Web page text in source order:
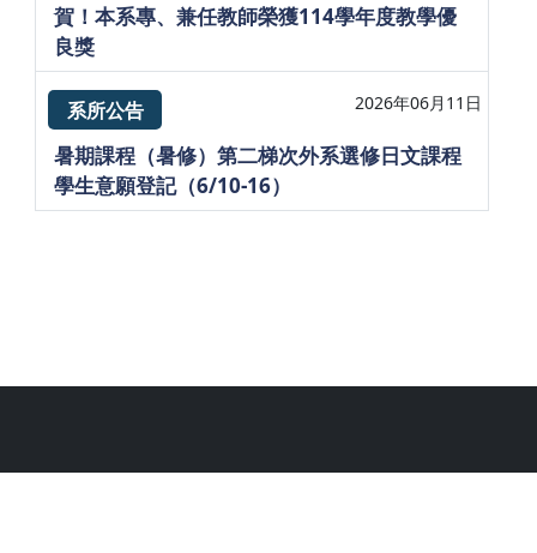
賀！本系專、兼任教師榮獲114學年度教學優
良獎
系所公告 2026年06月11日
暑期課程（暑修）第二梯次外系選修日文課程
學生意願登記（6/10-16）